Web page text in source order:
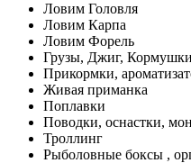
Ловим Головля
Ловим Карпа
Ловим Форель
Грузы, Джиг, Кормушки
Прикормки,
Живая приманка
Поплавки
Поводки, оснастки,
Троллинг
Рыболовные боксы ,